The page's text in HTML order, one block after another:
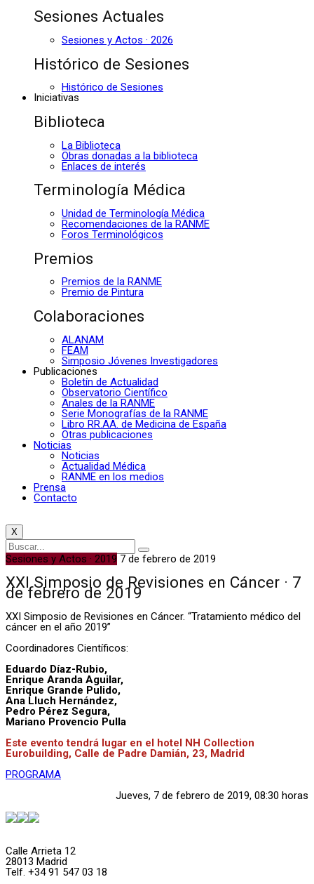
Sesiones Actuales
Sesiones y Actos · 2026
Histórico de Sesiones
Histórico de Sesiones
Iniciativas
Biblioteca
La Biblioteca
Obras donadas a la biblioteca
Enlaces de interés
Terminología Médica
Unidad de Terminología Médica
Recomendaciones de la RANME
Foros Terminológicos
Premios
Premios de la RANME
Premio de Pintura
Colaboraciones
ALANAM
FEAM
Simposio Jóvenes Investigadores
Publicaciones
Boletín de Actualidad
Observatorio Científico
Anales de la RANME
Serie Monografías de la RANME
Libro RR.AA. de Medicina de España
Otras publicaciones
Noticias
Noticias
Actualidad Médica
RANME en los medios
Prensa
Contacto
X
Sesiones y Actos · 2019 7 de febrero de 2019
XXI Simposio de Revisiones en Cáncer · 7
de febrero de 2019
XXI Simposio de Revisiones en Cáncer. “Tratamiento médico del
cáncer en el año 2019”
Coordinadores Científicos:
Eduardo Díaz-Rubio,
Enrique Aranda Aguilar,
Enrique Grande Pulido,
Ana Lluch Hernández,
Pedro Pérez Segura,
Mariano Provencio Pulla
Este evento tendrá lugar en el hotel NH Collection
Eurobuilding, Calle de Padre Damián, 23, Madrid
PROGRAMA
Jueves, 7 de febrero de 2019, 08:30 horas
Calle Arrieta 12
28013 Madrid
Telf. +34 91 547 03 18